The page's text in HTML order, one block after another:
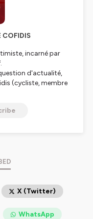
COFIDIS
incarné par
d'actualité,
(cycliste, membre
est aujourd'hui, peu
X (Twitter)
WhatsApp